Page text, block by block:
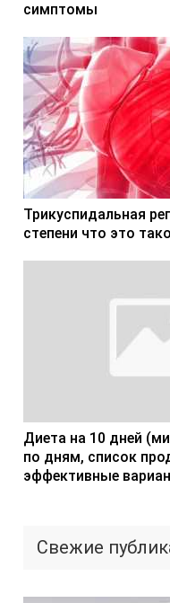
симптомы
Трикуспидальная
степени что это
Диета на 10 дней
по дням, список
эффективные
Свежие